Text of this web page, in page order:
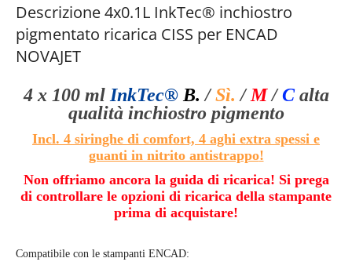
Descrizione 4x0.1L InkTec® inchiostro
pigmentato ricarica CISS per ENCAD
NOVAJET
4 x 100 ml InkTec® B. /Sì. /M/Calta
qualità inchiostro pigmento
Incl. 4 siringhe di comfort, 4 aghi extra spessi e
guanti in nitrito antistrappo!
Non offriamo ancora la guida di ricarica! Si prega
di controllare le opzioni di ricarica della stampante
prima di acquistare!
Compatibile con le stampanti ENCAD: